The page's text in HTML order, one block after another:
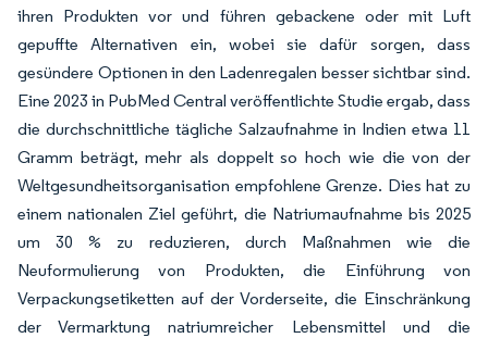
ihren Produkten vor und führen gebackene oder mit Luft
gepuffte Alternativen ein, wobei sie dafür sorgen, dass
gesündere Optionen in den Ladenregalen besser sichtbar sind.
Eine 2023 in PubMed Central veröffentlichte Studie ergab, dass
die durchschnittliche tägliche Salzaufnahme in Indien etwa 11
Gramm beträgt, mehr als doppelt so hoch wie die von der
Weltgesundheitsorganisation empfohlene Grenze. Dies hat zu
einem nationalen Ziel geführt, die Natriumaufnahme bis 2025
um 30 % zu reduzieren, durch Maßnahmen wie die
Neuformulierung von Produkten, die Einführung von
Verpackungsetiketten auf der Vorderseite, die Einschränkung
der Vermarktung natriumreicher Lebensmittel und die